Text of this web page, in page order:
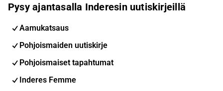
Pysy ajantasalla Inderesin uutiskirjeillä
Aamukatsaus
Pohjoismaiden uutiskirje
Pohjoismaiset tapahtumat
Inderes Femme